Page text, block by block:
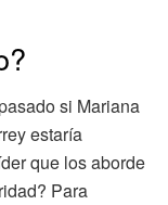
si Mariana
estaría
que los aborde
Para